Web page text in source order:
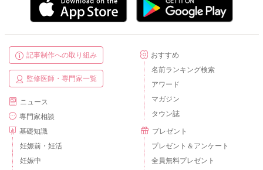
記事制作への取り組み
監修医師・専門家一覧
ニュース
専門家相談
基礎知識
妊娠前・妊活
妊娠中
おすすめ
名前ランキング検索
アワード
マガジン
タウン誌
プレゼント
プレゼント＆アンケート
全員無料プレゼント